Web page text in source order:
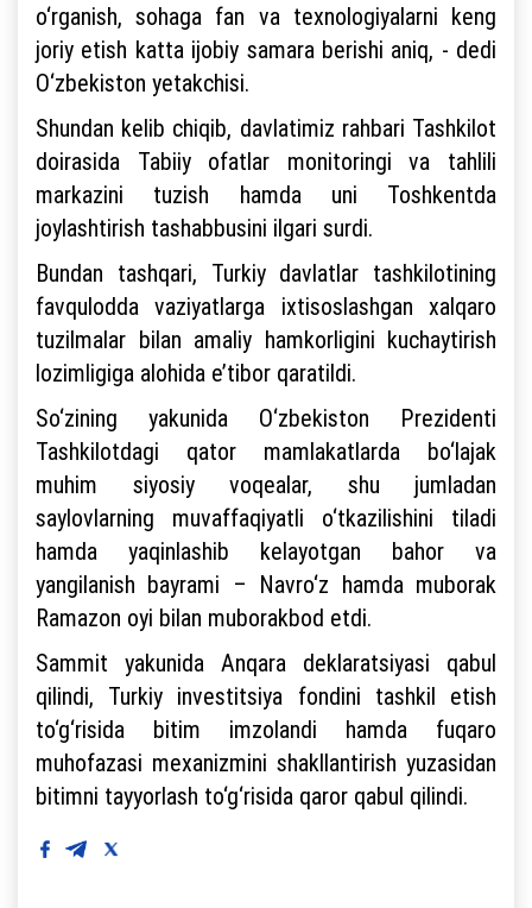
o‘rganish, sohaga fan va texnologiyalarni keng
joriy etish katta ijobiy samara berishi aniq, - dedi
O‘zbekiston yetakchisi.
Shundan kelib chiqib, davlatimiz rahbari Tashkilot
doirasida Tabiiy ofatlar monitoringi va tahlili
markazini tuzish hamda uni Toshkentda
joylashtirish tashabbusini ilgari surdi.
Bundan tashqari, Turkiy davlatlar tashkilotining
favqulodda vaziyatlarga ixtisoslashgan xalqaro
tuzilmalar bilan amaliy hamkorligini kuchaytirish
lozimligiga alohida e’tibor qaratildi.
So‘zining yakunida O‘zbekiston Prezidenti
Tashkilotdagi qator mamlakatlarda bo‘lajak
muhim siyosiy voqealar, shu jumladan
saylovlarning muvaffaqiyatli o‘tkazilishini tiladi
hamda yaqinlashib kelayotgan bahor va
yangilanish bayrami – Navro‘z hamda muborak
Ramazon oyi bilan muborakbod etdi.
Sammit yakunida Anqara deklaratsiyasi qabul
qilindi, Turkiy investitsiya fondini tashkil etish
to‘g‘risida bitim imzolandi hamda fuqaro
muhofazasi mexanizmini shakllantirish yuzasidan
bitimni tayyorlash to‘g‘risida qaror qabul qilindi.